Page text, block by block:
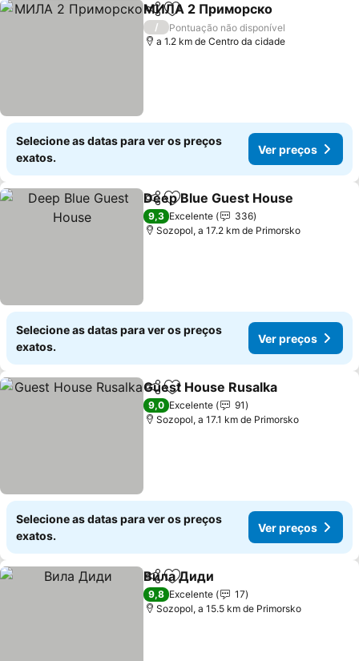
PartilharAdicionar aos favoritos
МИЛА 2 Приморско
/
Pontuação não disponível
a 1.2 km de Centro da cidade
Selecione as datas para ver os preços
exatos.
Ver preços
PartilharAdicionar aos favoritos
Deep Blue Guest House
9,3 Excelente
336
Sozopol, a 17.2 km de Primorsko
Selecione as datas para ver os preços
exatos.
Ver preços
PartilharAdicionar aos favoritos
Guest House Rusalka
9,0 Excelente
91
Sozopol, a 17.1 km de Primorsko
Selecione as datas para ver os preços
exatos.
Ver preços
PartilharAdicionar aos favoritos
Вила Диди
9,8 Excelente
17
Sozopol, a 15.5 km de Primorsko